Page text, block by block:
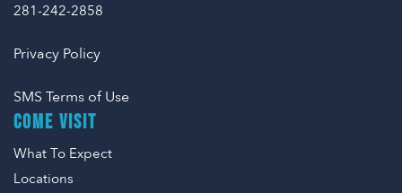
COME VISIT
What To Expect
Locations
281-242-2858
Privacy Policy
SMS Terms of Use